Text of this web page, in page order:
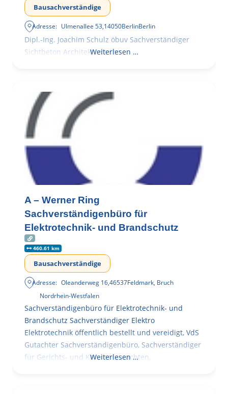
Bausachverständige
Adresse: Ulmenallee 53,14050BerlinBerlin
Dipl.-Ing. Joachim Schulz öbuv Sachverständiger
Sichtbeton Architekturbeton
Weiterlesen …
A – Werner Ring
Sachverständigenbüro für
Elektrotechnik- und Brandschutz
460.61 km
Bausachverständige
Adresse: Oleanderweg 16,46537Feldmark, Bruch
Nordrhein-Westfalen
Sachverständigenbüro für Elektrotechnik- und
Brandschutz Sachverständiger Elektro
Elektrotechnik öffentlich bestellt und vereidigt, VdS
Gutachter Sachverständigenbüro, Sachverständiger
für Gerichts- und Kammergutachten,
Weiterlesen …